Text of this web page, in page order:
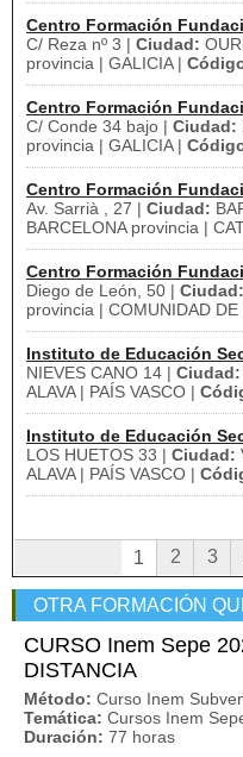
Centro Formación
C/ Reza nº 3 | Ciudad:
provincia | GALICIA |
Centro Formación
C/ Conde 34 bajo | Ciudad:
provincia | GALICIA |
Centro Formación
Av. Sarrià , 27 | Ciudad:
BARCELONA provincia |
Centro Formación
Diego de León, 50 | Ciudad:
provincia | COMUNIDAD DE
Instituto de Educación
NIEVES CANO 14 | Ciudad:
ALAVA | PAÍS VASCO |
Instituto de Educación
LOS HUETOS 33 | Ciudad:
ALAVA | PAÍS VASCO |
1 2 3
OTRA FORMACIÓN
CURSO Inem Sepe
DISTANCIA
Método: Curso Inem
Temática: Cursos Inem
Duración: 77 horas